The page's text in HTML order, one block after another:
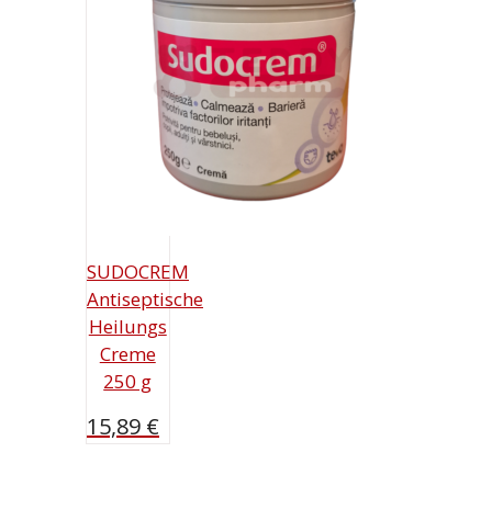
SUDOCREM
Antiseptische
Heilungs
Creme
250 g
15,89 €